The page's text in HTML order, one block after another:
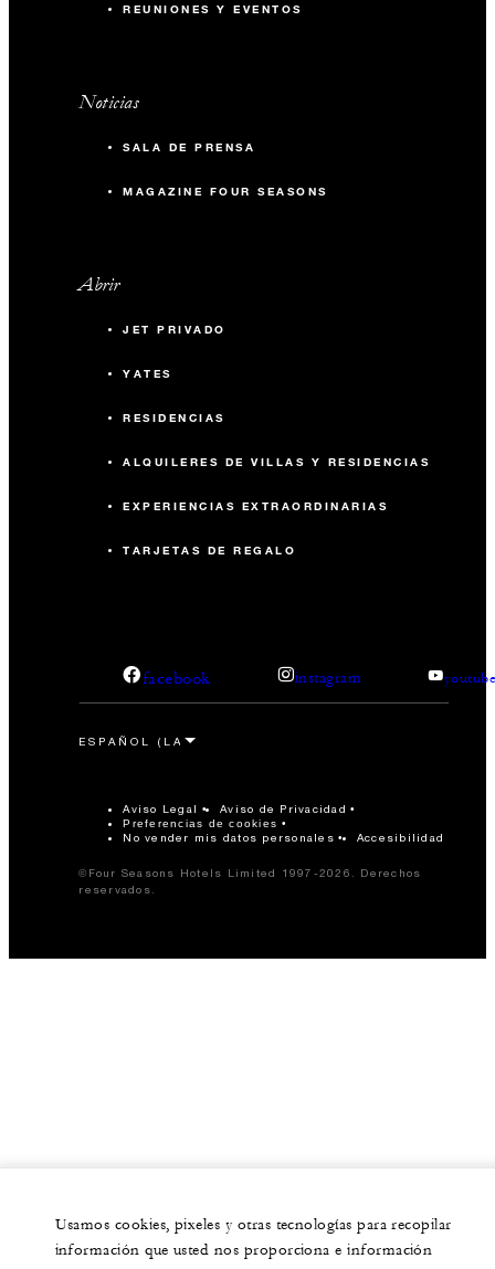
REUNIONES Y EVENTOS
Noticias
SALA DE PRENSA
MAGAZINE FOUR SEASONS
Abrir
JET PRIVADO
YATES
RESIDENCIAS
ALQUILERES DE VILLAS Y RESIDENCIAS
EXPERIENCIAS EXTRAORDINARIAS
TARJETAS DE REGALO
facebook instagram
Aviso Legal Aviso de Privacidad
Preferencias de cookies
No vender mis datos personales Accesibilidad
©Four Seasons Hotels Limited 1997-2026. Derechos
reservados.
Usamos cookies, pixeles y otras tecnologías para recopilar
información que usted nos proporciona e información